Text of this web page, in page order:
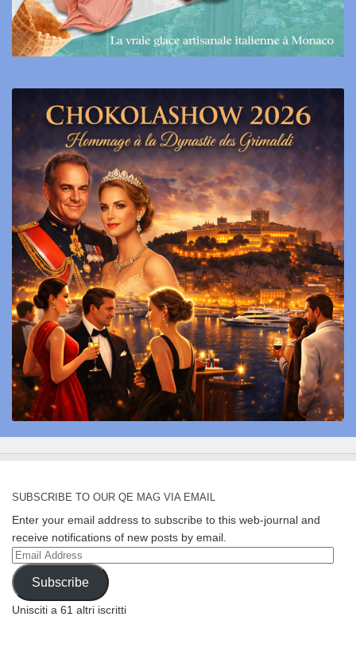
SUBSCRIBE TO OUR QE MAG VIA EMAIL
Enter your email address to subscribe to this web-journal and
receive notifications of new posts by email.
Email
Address
Subscribe
Unisciti a 61 altri iscritti